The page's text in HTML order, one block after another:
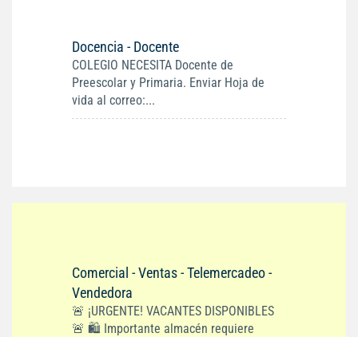
Docencia - Docente
COLEGIO NECESITA Docente de
Preescolar y Primaria. Enviar Hoja de
vida al correo:...
Comercial - Ventas - Telemercadeo -
Vendedora
🚨 ¡URGENTE! VACANTES DISPONIBLES
🚨 🛍️ Importante almacén requiere